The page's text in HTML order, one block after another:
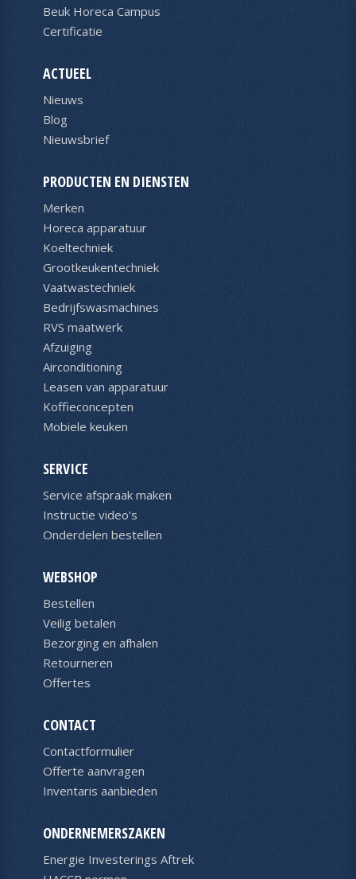
Beuk Horeca Campus
Certificatie
ACTUEEL
Nieuws
Blog
Nieuwsbrief
PRODUCTEN EN DIENSTEN
Merken
Horeca apparatuur
Koeltechniek
Grootkeukentechniek
Vaatwastechniek
Bedrijfswasmachines
RVS maatwerk
Afzuiging
Airconditioning
Leasen van apparatuur
Koffieconcepten
Mobiele keuken
SERVICE
Service afspraak maken
Instructie video's
Onderdelen bestellen
WEBSHOP
Bestellen
Veilig betalen
Bezorging en afhalen
Retourneren
Offertes
CONTACT
Contactformulier
Offerte aanvragen
Inventaris aanbieden
ONDERNEMERSZAKEN
Energie Investerings Aftrek